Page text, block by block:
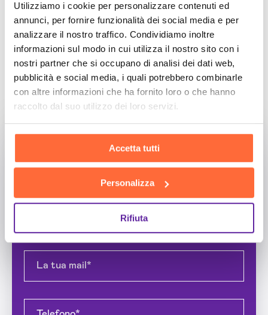
Utilizziamo i cookie per personalizzare contenuti ed
annunci, per fornire funzionalità dei social media e per
analizzare il nostro traffico. Condividiamo inoltre
informazioni sul modo in cui utilizza il nostro sito con i
nostri partner che si occupano di analisi dei dati web,
pubblicità e social media, i quali potrebbero combinarle
con altre informazioni che ha fornito loro o che hanno
raccolto dal suo utilizzo dei loro servizi.
Accetta tutti
Personalizza
Rifiuta
Rassegna Stampa
Servizio Clienti
Team Building
Vendite
Richiedi un'analisi della tua
situazione